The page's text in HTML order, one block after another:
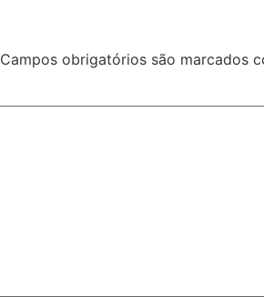
Campos obrigatórios são marcados